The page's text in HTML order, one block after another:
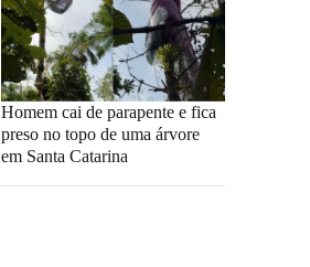
Homem cai de parapente e fica
preso no topo de uma árvore
em Santa Catarina